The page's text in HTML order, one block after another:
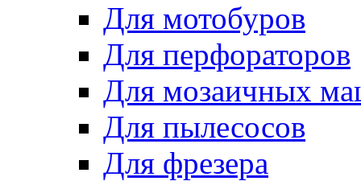
Для мотобуров
Для перфораторов
Для мозаичных
Для пылесосов
Для фрезера